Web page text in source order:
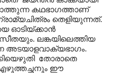
കഥഭാഗത്താണ്
തെളിയുന്നത്.
ഓടിയ്ക്കാൻ
സീതയും. ലങ്കയിലെത്തിയ
തോരാതെ
എഴുത്തച്ഛനും ഈ